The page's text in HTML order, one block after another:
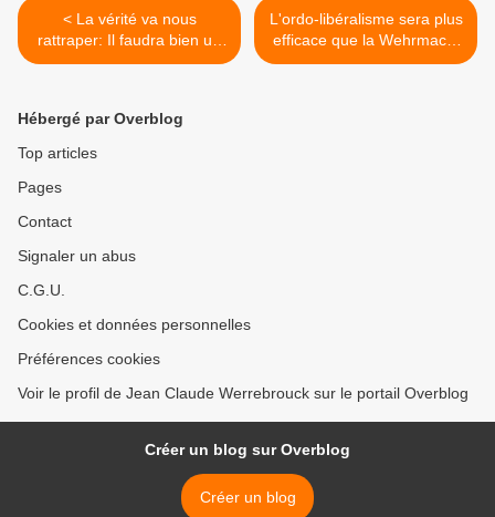
< La vérité va nous
rattraper: Il faudra bien un
jour reparler de l'Euro
L'ordo-libéralisme sera plus
efficace que la Wehrmacht
pour écraser la France >
Hébergé par Overblog
Top articles
Pages
Contact
Signaler un abus
C.G.U.
Cookies et données personnelles
Préférences cookies
Voir le profil de Jean Claude Werrebrouck sur le portail Overblog
Créer un blog sur Overblog
Créer un blog